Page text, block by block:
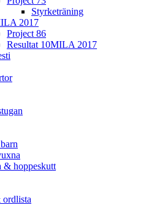
Styrketräning
2017
Project 86
Resultat 10MILA 2017
& hoppeskutt